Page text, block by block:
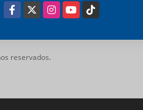
Facebook
X InstagramYouTubeTikTok
reservados.